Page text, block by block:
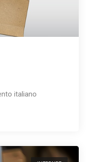
italiano